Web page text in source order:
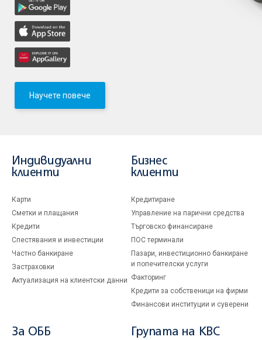
Научете повече
Индивидуални
клиенти
Карти
Сметки и плащания
Кредити
Спестявания и инвестиции
Частно банкиране
Застраховки
Актуализация на клиентски данни
Бизнес
клиенти
Кредитиране
Управление на парични средства
Търговско финансиране
ПОС терминали
Пазари, инвестиционно банкиране
и попечителски услуги
Факторинг
Кредити за собственици на фирми
Финансови институции и суверени
За ОББ Групата на KBC